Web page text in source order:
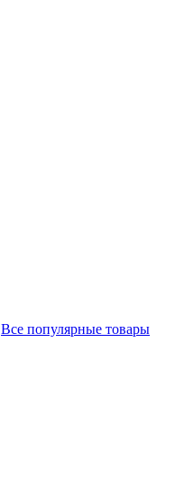
Все популярные товары